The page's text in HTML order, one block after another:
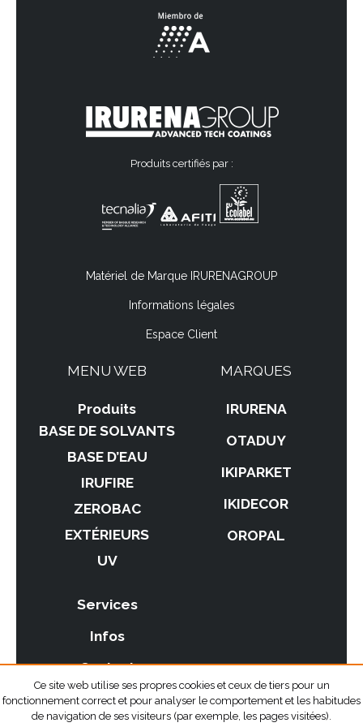
MENU WEB
Produits
BASE DE SOLVANTS
BASE D’EAU
IRUFIRE
ZEROBAC
EXTÉRIEURS
UV
Services
Infos
Contact
MARQUES
IRURENA
OTADUY
IKIPARKET
IKIDECOR
OROPAL
Produits certifiés par :
Matériel de Marque IRURENAGROUP
Informations légales
Espace Client
Ce site web utilise ses propres cookies et ceux de tiers pour un
fonctionnement correct et pour analyser le comportement et les habitudes
de navigation de ses visiteurs (par exemple, les pages visitées).